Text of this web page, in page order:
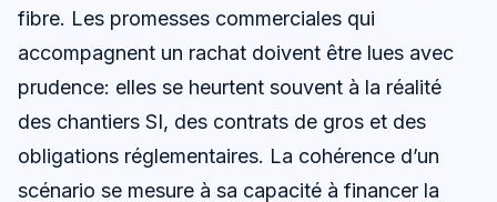
fibre. Les promesses commerciales qui
accompagnent un rachat doivent être lues avec
prudence: elles se heurtent souvent à la réalité
des chantiers SI, des contrats de gros et des
obligations réglementaires. La cohérence d’un
scénario se mesure à sa capacité à financer la